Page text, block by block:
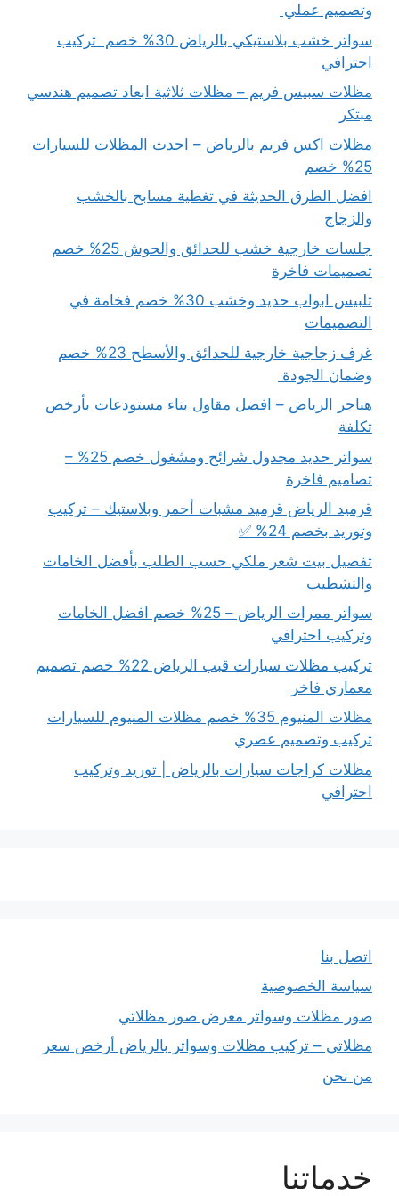
وتصميم عملي
سواتر خشب بلاستيكي بالرياض 30% خصم تركيب
احترافي
مظلات سبيس فريم – مظلات ثلاثية ابعاد تصميم هندسي
مبتكر
مظلات اكس فريم بالرياض – احدث المظلات للسيارات
25% خصم
افضل الطرق الحديثة في تغطية مسابح بالخشب
والزجاج
جلسات خارجية خشب للحدائق والحوش 25% خصم
تصميمات فاخرة
تلبيس ابواب حديد وخشب 30% خصم فخامة في
التصميمات
غرف زجاجية خارجية للحدائق والأسطح 23% خصم
وضمان الجودة
هناجر الرياض – افضل مقاول بناء مستودعات بأرخص
تكلفة
سواتر حديد مجدول شرائح ومشغول خصم 25% –
تصاميم فاخرة
قرميد الرياض قرميد مشبات أحمر وبلاستيك – تركيب
وتوريد بخصم 24% ✅
تفصيل بيت شعر ملكي حسب الطلب بأفضل الخامات
والتشطيب
سواتر ممرات الرياض – 25% خصم افضل الخامات
وتركيب احترافي
تركيب مظلات سيارات قبب الرياض 22% خصم تصميم
معماري فاخر
مظلات المنيوم 35% خصم مظلات المنيوم للسيارات
تركيب وتصميم عصري
مظلات كراجات سيارات بالرياض | توريد وتركيب
احترافي
اتصل بنا
سياسة الخصوصية
صور مظلات وسواتر معرض صور مظلاتي
مظلاتي – تركيب مظلات وسواتر بالرياض أرخص سعر
من نحن
خدماتنا